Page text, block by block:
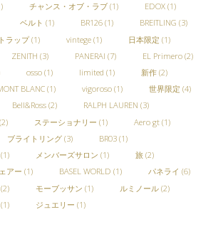
チャンス・オブ・ラブ(1) EDOX(1)
ベルト (1) BR126(1) BREITLING (3)
ラップ(1) vintege(1) 日本限定 (1)
ZENITH (3) PANERAI (7) EL Primero(2)
osso(1) limited (1) 新作(2)
BLANC(1) vigoroso(1) 世界限定 (4)
Bell&Ross(2) RALPH LAUREN (3)
ステーショナリー (1) Aero gt(1)
ブライトリング(3) BR03(1)
メンバーズサロン (1) 旅(2)
アー (1) BASEL WORLD (1) パネライ (6)
(2) モーブッサン (1) ルミノール(2)
(1) ジュエリー (1)